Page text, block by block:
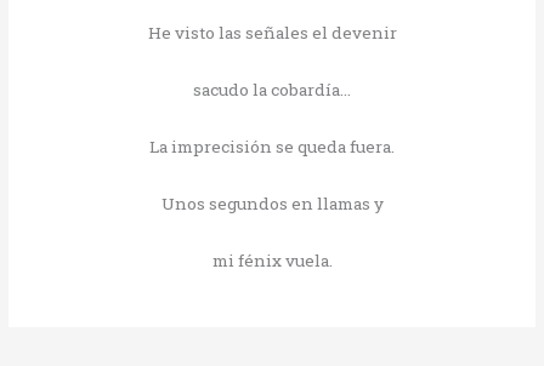
He visto las señales el devenir
sacudo la cobardía…
La imprecisión se queda fuera.
Unos segundos en llamas y
mi fénix vuela.